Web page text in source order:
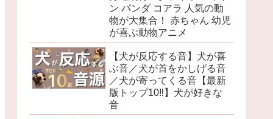
ン パンダ コアラ 人気の動
物が大集合！ 赤ちゃん 幼児
が喜ぶ動物アニメ
【犬が反応する音】犬が喜
ぶ音／犬が首をかしげる音
／犬が寄ってくる音【最新
版トップ10‼︎】犬が好きな
音